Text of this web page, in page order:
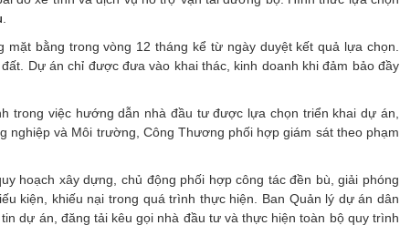
bằng trong vòng 12 tháng kể từ ngày duyệt kết quả lựa chọn.
Dự án chỉ được đưa vào khai thác, kinh doanh khi đảm bảo đầy
trong việc hướng dẫn nhà đầu tư được lựa chọn triển khai dự án,
nghiệp và Môi trường, Công Thương phối hợp giám sát theo phạm
hoạch xây dựng, chủ động phối hợp công tác đền bù, giải phóng
kiện, khiếu nại trong quá trình thực hiện. Ban Quản lý dự án dân
dự án, đăng tải kêu gọi nhà đầu tư và thực hiện toàn bộ quy trình